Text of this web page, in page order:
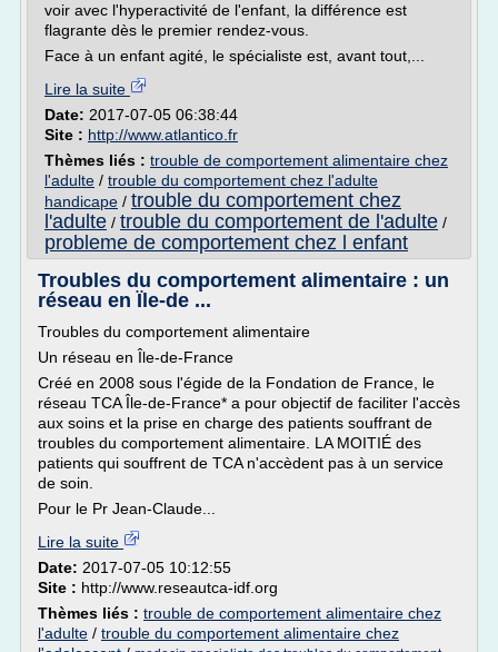
voir avec l'hyperactivité de l'enfant, la différence est
flagrante dès le premier rendez-vous.
Face à un enfant agité, le spécialiste est, avant tout,...
Lire la suite
Date: 2017-07-05 06:38:44
Site : http://www.atlantico.fr
Thèmes liés : trouble de comportement alimentaire chez
l'adulte / trouble du comportement chez l'adulte
handicape / trouble du comportement chez
l'adulte / trouble du comportement de l'adulte /
probleme de comportement chez l enfant
Troubles du comportement alimentaire : un
réseau en Ïle-de ...
Troubles du comportement alimentaire
Un réseau en Île-de-France
Créé en 2008 sous l'égide de la Fondation de France, le
réseau TCA Île-de-France* a pour objectif de faciliter l'accès
aux soins et la prise en charge des patients souffrant de
troubles du comportement alimentaire. LA MOITIÉ des
patients qui souffrent de TCA n'accèdent pas à un service
de soin.
Pour le Pr Jean-Claude...
Lire la suite
Date: 2017-07-05 10:12:55
Site : http://www.reseautca-idf.org
Thèmes liés : trouble de comportement alimentaire chez
l'adulte / trouble du comportement alimentaire chez